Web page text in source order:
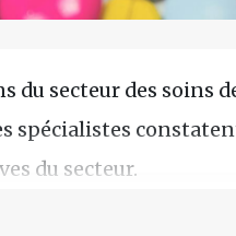
du secteur des soins
spécialistes
du secteur.